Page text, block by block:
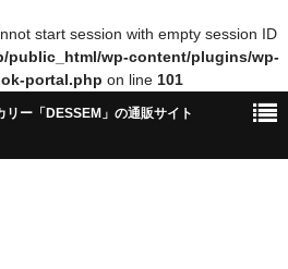
start session with empty session ID
public_html/wp-content/plugins/wp-
portal.php on line 101
ー「DESSEM」の通販サイト